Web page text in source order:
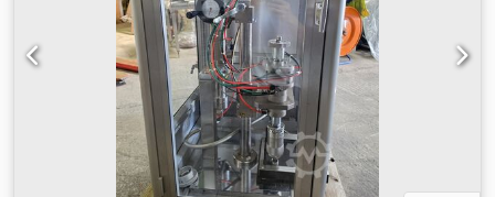
fyllda rör är fullt (ca. 10 rör) försätts maskinen i Stand by-
läge och då de fyllda rören tas väck från magasinet startar
maskinen automatiskt vilket gör att en operatör kan enkelt
sköta maskinen. Maskinen är utrustad med format för
ø25mm tablett och rör med ø29mm ytterdiameter, andra
format möjligt på förfrågan. Dokumentation (engelska)
finns. Dsdpfsxqf Rmex Aqljwa